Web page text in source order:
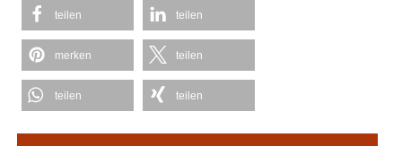
teilen teilen
merken teilen
teilen teilen